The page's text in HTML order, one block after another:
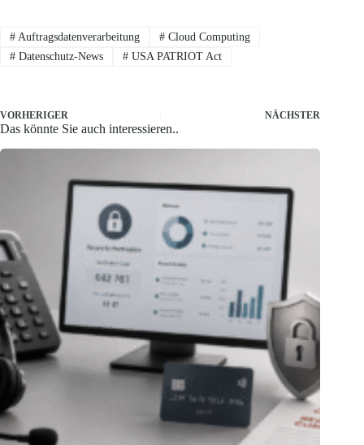
#Auftragsdatenverarbeitung #Cloud Computing
#Datenschutz-News #USA PATRIOT Act
VORHERIGER NÄCHSTER
Das könnte Sie auch interessieren..